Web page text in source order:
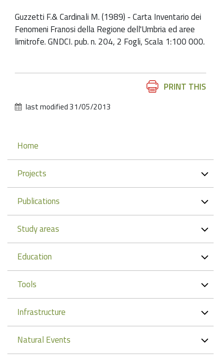
Guzzetti F.& Cardinali M. (1989) - Carta Inventario dei
Fenomeni Franosi della Regione dell'Umbria ed aree
limitrofe. GNDCI. pub. n. 204, 2 Fogli, Scala 1:100 000.
PRINT THIS
last modified31/05/2013
Navigation
Home
Projects
Publications
Study areas
Education
Tools
Infrastructure
Natural Events